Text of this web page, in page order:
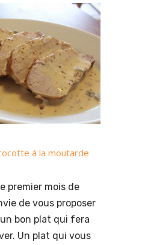
à la moutarde
premier mois de
de vous proposer
bon plat qui fera
Un plat qui vous